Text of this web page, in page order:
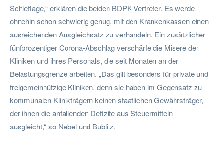
Schieflage,“ erklären die beiden BDPK-Vertreter. Es werde
ohnehin schon schwierig genug, mit den Krankenkassen einen
ausreichenden Ausgleichsatz zu verhandeln. Ein zusätzlicher
fünfprozentiger Corona-Abschlag verschärfe die Misere der
Kliniken und ihres Personals, die seit Monaten an der
Belastungsgrenze arbeiten. „Das gilt besonders für private und
freigemeinnützige Kliniken, denn sie haben im Gegensatz zu
kommunalen Klinikträgern keinen staatlichen Gewährsträger,
der ihnen die anfallenden Defizite aus Steuermitteln
ausgleicht,“ so Nebel und Bublitz.